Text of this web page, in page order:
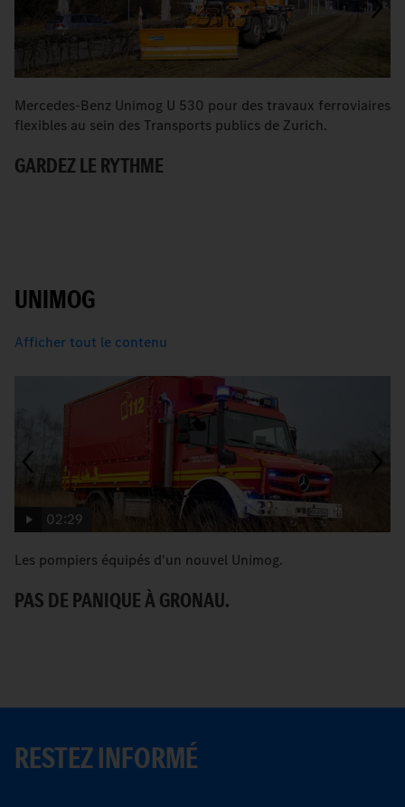
Mercedes-Benz Unimog U 530 pour des travaux ferroviaires
flexibles au sein des Transports publics de Zurich.
GARDEZ LE RYTHME
UNIMOG
Afficher tout le contenu
02:29
Les pompiers équipés d'un nouvel Unimog.
PAS DE PANIQUE À GRONAU.
RESTEZ INFORMÉ